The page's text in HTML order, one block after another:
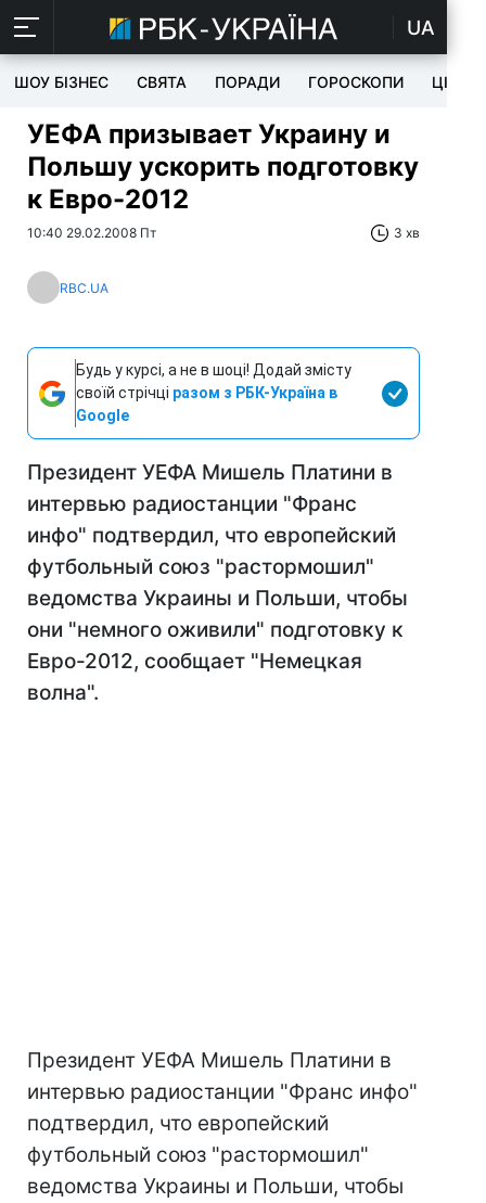
UA
ШОУ БІЗНЕС СВЯТА ПОРАДИ ГОРОСКОПИ ЦІКАВЕ
УЕФА призывает Украину и
Польшу ускорить подготовку
к Евро-2012
10:40 29.02.2008 Пт 3 хв
RBC.UA
Будь у курсі, а не в шоці! Додай змісту
своїй стрічці разом з РБК-Україна в
Google
Президент УЕФА Мишель Платини в
интервью радиостанции "Франс
инфо" подтвердил, что европейский
футбольный союз "растормошил"
ведомства Украины и Польши, чтобы
они "немного оживили" подготовку к
Евро-2012, сообщает "Немецкая
волна".
Президент УЕФА Мишель Платини в
интервью радиостанции "Франс инфо"
подтвердил, что европейский
футбольный союз "растормошил"
ведомства Украины и Польши, чтобы